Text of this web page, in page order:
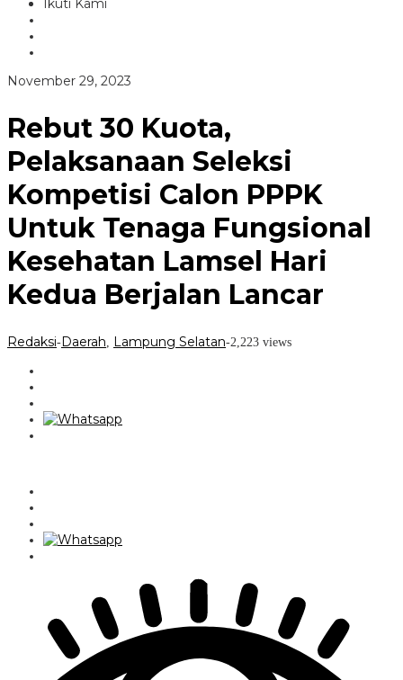
Hari
Kedua
Berjalan
Lancar
Ikuti Kami
November 29, 2023
Rebut 30 Kuota,
Pelaksanaan Seleksi
Kompetisi Calon PPPK
Untuk Tenaga Fungsional
Kesehatan Lamsel Hari
Kedua Berjalan Lancar
Redaksi-Daerah Lampung Selatan-2,223 views